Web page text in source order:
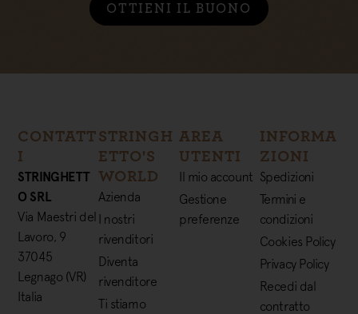
OTTIENI IL BUONO
CONTATT
I
STRINGHETT
O SRL
Via Maestri del
Lavoro, 9
37045
Legnago (VR)
Italia
STRINGH
ETTO'S
WORLD
Azienda
I nostri
rivenditori
Diventa
rivenditore
Ti stiamo
AREA
UTENTI
Il mio account
Gestione
preferenze
INFORMA
ZIONI
Spedizioni
Termini e
condizioni
Cookies Policy
Privacy Policy
Recedi dal
contratto